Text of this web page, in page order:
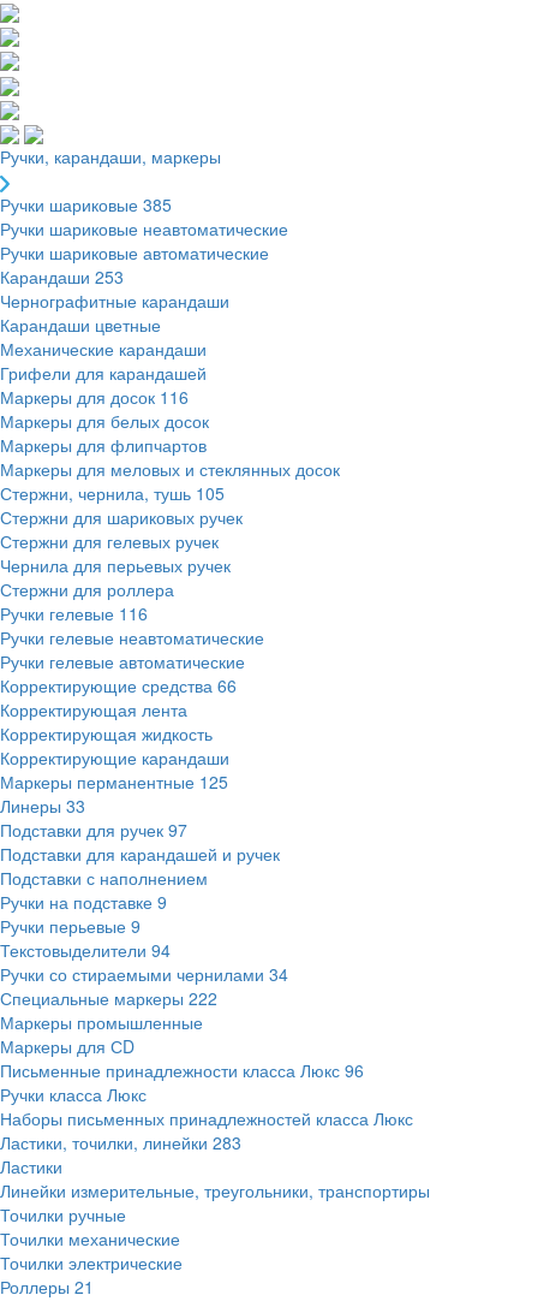
Ручки, карандаши, маркеры
Ручки шариковые 385
Ручки шариковые неавтоматические
Ручки шариковые автоматические
Карандаши 253
Чернографитные карандаши
Карандаши цветные
Механические карандаши
Грифели для карандашей
Маркеры для досок 116
Маркеры для белых досок
Маркеры для флипчартов
Маркеры для меловых и стеклянных досок
Стержни, чернила, тушь 105
Стержни для шариковых ручек
Стержни для гелевых ручек
Чернила для перьевых ручек
Стержни для роллера
Ручки гелевые 116
Ручки гелевые неавтоматические
Ручки гелевые автоматические
Корректирующие средства 66
Корректирующая лента
Корректирующая жидкость
Корректирующие карандаши
Маркеры перманентные 125
Линеры 33
Подставки для ручек 97
Подставки для карандашей и ручек
Подставки с наполнением
Ручки на подставке 9
Ручки перьевые 9
Текстовыделители 94
Ручки со стираемыми чернилами 34
Специальные маркеры 222
Маркеры промышленные
Маркеры для СD
Письменные принадлежности класса Люкс 96
Ручки класса Люкс
Наборы письменных принадлежностей класса Люкс
Ластики, точилки, линейки 283
Ластики
Линейки измерительные, треугольники, транспортиры
Точилки ручные
Точилки механические
Точилки электрические
Роллеры 21